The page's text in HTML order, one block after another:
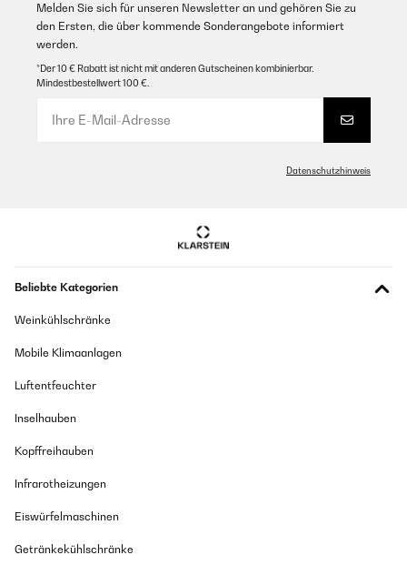
Melden Sie sich für unseren Newsletter an und gehören Sie zu
den Ersten, die über kommende Sonderangebote informiert
werden.
*Der 10 € Rabatt ist nicht mit anderen Gutscheinen kombinierbar.
Mindestbestellwert 100 €.
Datenschutzhinweis
Beliebte Kategorien
Weinkühlschränke
Mobile Klimaanlagen
Luftentfeuchter
Inselhauben
Kopffreihauben
Infrarotheizungen
Eiswürfelmaschinen
Getränkekühlschränke